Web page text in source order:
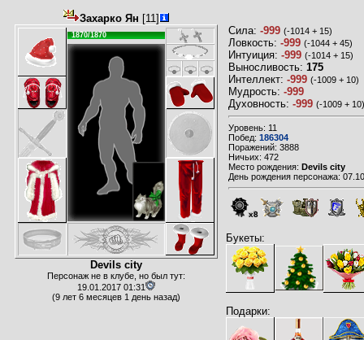
Захарко Ян [11]
1870/1870
Devils city
Персонаж не в клубе, но был тут:
19.01.2017 01:31
(9 лет 6 месяцев 1 день назад)
Сила: -999 (-1014 + 15)
Ловкость: -999 (-1044 + 45)
Интуиция: -999 (-1014 + 15)
Выносливость: 175
Интеллект: -999 (-1009 + 10)
Мудрость: -999
Духовность: -999 (-1009 + 10)
Уровень: 11
Побед: 186304
Поражений: 3888
Ничьих: 472
Место рождения: Devils city
День рождения персонажа:
x8
Букеты:
Подарки: